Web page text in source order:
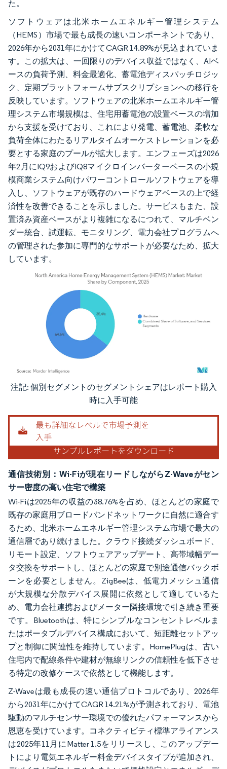
た。
ソフトウェアは北米ホームエネルギー管理システム
（HEMS）市場で最も成長の速いコンポーネントであり、
2026年から2031年にかけてCAGR 14.89%が見込まれていま
す。この拡大は、一回限りのデバイス収益ではなく、AIベ
ースの負荷予測、料金最適化、蓄電池ディスパッチロジッ
ク、定期プラットフォームサブスクリプションへの移行を
反映しています。ソフトウェアの北米ホームエネルギー管
理システム市場規模は、住宅用蓄電池の設置ベースの増加
から支援を受けており、これにより発電、蓄電池、柔軟な
負荷全体にわたるリアルタイムオーケストレーションを必
要とする家庭のプールが拡大します。エンフェーズは2026
年2月にIQ9およびIQ8マイクロインバーターベースの小規
模商業システム向けパワーコントロールソフトウェアを導
入し、ソフトウェアが既存のハードウェアベースの上で経
済性を改善できることを示しました。サービスもまた、設
置済み資産ベースがより複雑になるにつれて、マルチベン
ダー統合、試運転、モニタリング、電力会社プログラムへ
の管理された参加に専門的なサポートが必要なため、拡大
しています。
画像 © Mordor Intelligence。再利用にはCC BY 4.0の表示が必要です。
注記: 個別セグメントのセグメントシェアはレポート購入
時に入手可能
通信技術別：Wi-Fiが現在リードしながらZ-Waveがセン
サー密度の高い住宅で構築
Wi-Fiは2025年の収益の38.76%を占め、ほとんどの家庭で
既存の家庭用ブロードバンドネットワークに自然に適合す
るため、北米ホームエネルギー管理システム市場で最大の
通信層であり続けました。クラウド接続ダッシュボード、
リモート設定、ソフトウェアアップデート、高帯域幅デー
タ交換をサポートし、ほとんどの家庭で別途通信バックボ
ーンを必要としません。ZigBeeは、低電力メッシュ通信
が大規模な分散デバイス展開に依然として適しているた
め、電力会社連携およびメーター隣接環境で引き続き重要
です。Bluetoothは、特にシンプルなコンセントレベルま
たはポータブルデバイス構成において、短距離セットアッ
プと制御に関連性を維持しています。HomePlugは、古い
住宅内で配線条件や建材が無線リンクの信頼性を低下させ
る特定の改修ケースで依然として機能します。
Z-Waveは最も成長の速い通信プロトコルであり、2026年
から2031年にかけてCAGR 14.21%が予測されており、電池
駆動のマルチセンサー環境での優れたパフォーマンスから
恩恵を受けています。コネクティビティ標準アライアンス
は2025年11月にMatter 1.5をリリースし、このアップデー
トにより電気エネルギー料金デバイスタイプが追加され、